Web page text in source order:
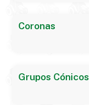
Coronas
Grupos Cónicos